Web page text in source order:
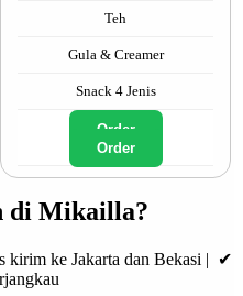
Teh
Gula & Creamer
Snack 4 Jenis
Order
Order
di Mikailla?
ke Jakarta dan Bekasi | ✔